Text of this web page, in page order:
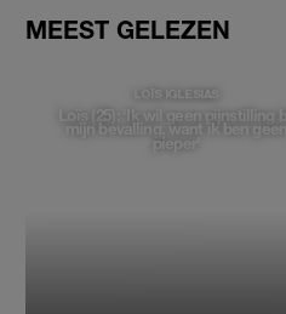
MEEST GELEZEN
LOÏS IGLESIAS
Loïs (25): 'Ik wil geen pijnstilling bij
mijn bevalling, want ik ben geen
pieper'